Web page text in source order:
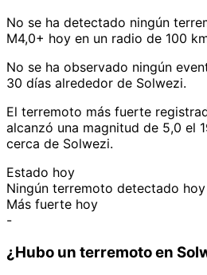
No se ha detectado ningún
M4,0+ hoy en un radio de 100
No se ha observado ningún
30 días alrededor de Solwezi.
El terremoto más fuerte
alcanzó una magnitud de 5,0 el
cerca de Solwezi.
Estado hoy
Ningún terremoto detectado hoy
Más fuerte hoy
-
¿Hubo un terremoto en